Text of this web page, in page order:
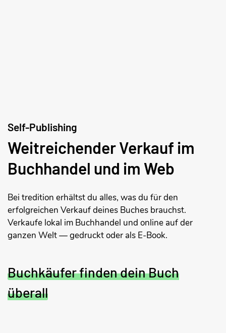
Self-Publishing
Weitreichender Verkauf im
Buchhandel und im Web
Bei tredition erhältst du alles, was du für den
erfolgreichen Verkauf deines Buches brauchst.
Verkaufe lokal im Buchhandel und online auf der
ganzen Welt — gedruckt oder als E-Book.
Buchkäufer finden dein Buch
überall